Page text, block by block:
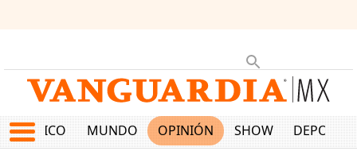
MÉXICO MUNDO OPINIÓN SHOW